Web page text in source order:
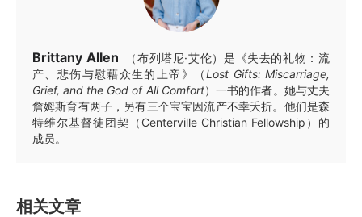
Brittany Allen
（布列塔尼·艾伦）是《失去的礼物：流
产、悲伤与慰藉众生的上帝》（Lost Gifts: Miscarriage,
Grief, and the God of All Comfort）一书的作者。她与丈夫
詹姆斯育有两子，另有三个宝宝因流产不幸夭折。他们是森
特维尔基督徒团契（Centerville Christian Fellowship）的
成员。
相关文章